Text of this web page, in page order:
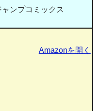
ンプコミックス
Amazonを開く